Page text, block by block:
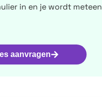
in en je wordt meteen
aanvragen